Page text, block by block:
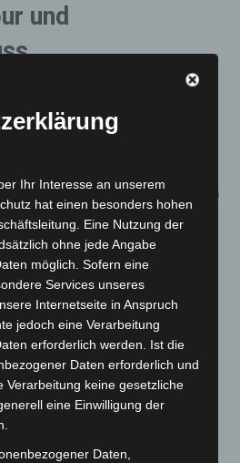
und
der Schwarzschwanz-
Erkunden der
und Spielen beobachten.
jeden Winkel ihres
im Höhlen-Graben. Kehren
ihrer Mutter zurück oder
der Kolonie, zeigen die
eine besondere Art der
aussieht:
gegenseitig im Gesicht und
der Mundwinkel löst bei
aus und sorgt für eine
Wer die jungen Präriehunde
nicht zu früh an der
Ihr Interesse an unserem
hat einen besonders hohen
Eine Nutzung der
ohne jede Angabe
möglich. Sofern eine
Services unseres
Internetseite in Anspruch
jedoch eine Verarbeitung
erforderlich werden. Ist die
Daten erforderlich und
Verarbeitung keine gesetzliche
eine Einwilligung der
Daten,